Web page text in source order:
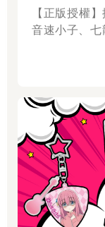
【正版授權
音速小子、七
滾、美少女
諾貝塔